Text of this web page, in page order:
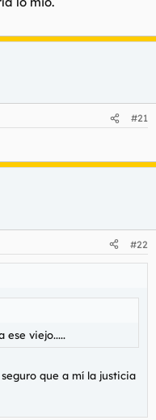
#21
#22
ese viejo.....
que a mí la justicia